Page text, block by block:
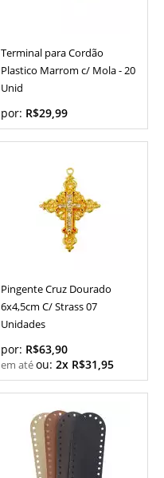
Terminal para Cordão
Plastico Marrom c/ Mola - 20
Unid
por: R$29,99
Pingente Cruz Dourado
6x4,5cm C/ Strass 07
Unidades
por: R$63,90
ou: 2x R$31,95